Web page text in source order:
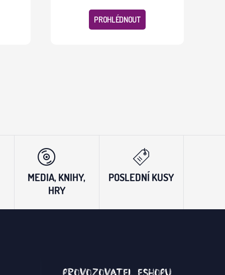
PROHLÉDNOUT
MEDIA, KNIHY,
HRY
POSLEDNÍ KUSY
Provozovatel eshopu